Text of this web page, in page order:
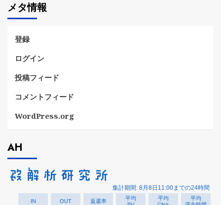
リ
ー
メタ情報
登録
ログイン
投稿フィード
コメントフィード
WordPress.org
AH